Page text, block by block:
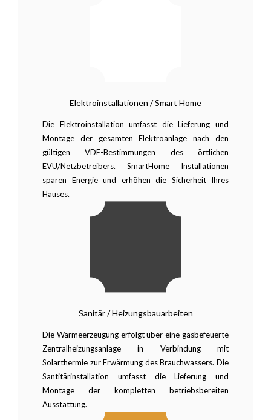
Elektroinstallationen / Smart Home
Die Elektroinstallation umfasst die Lieferung und
Montage der gesamten Elektroanlage nach den
gültigen VDE-Bestimmungen des örtlichen
EVU/Netzbetreibers. SmartHome Installationen
sparen Energie und erhöhen die Sicherheit Ihres
Hauses.
Sanitär / Heizungsbauarbeiten
Die Wärmeerzeugung erfolgt über eine gasbefeuerte
Zentralheizungsanlage in Verbindung mit
Solarthermie zur Erwärmung des Brauchwassers. Die
Santitärinstallation umfasst die Lieferung und
Montage der kompletten betriebsbereiten
Ausstattung.